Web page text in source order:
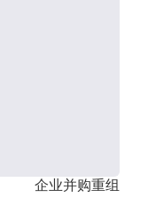
企业并购重组